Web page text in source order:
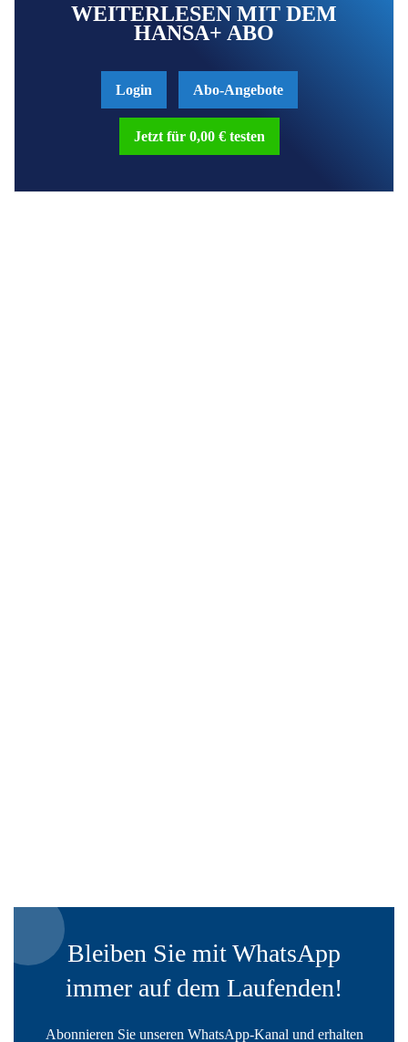
WEITERLESEN MIT DEM
HANSA+ ABO
Login Abo-Angebote
Jetzt für 0,00 € testen
Bleiben Sie mit WhatsApp
immer auf dem Laufenden!
Abonnieren Sie unseren WhatsApp-Kanal und erhalten